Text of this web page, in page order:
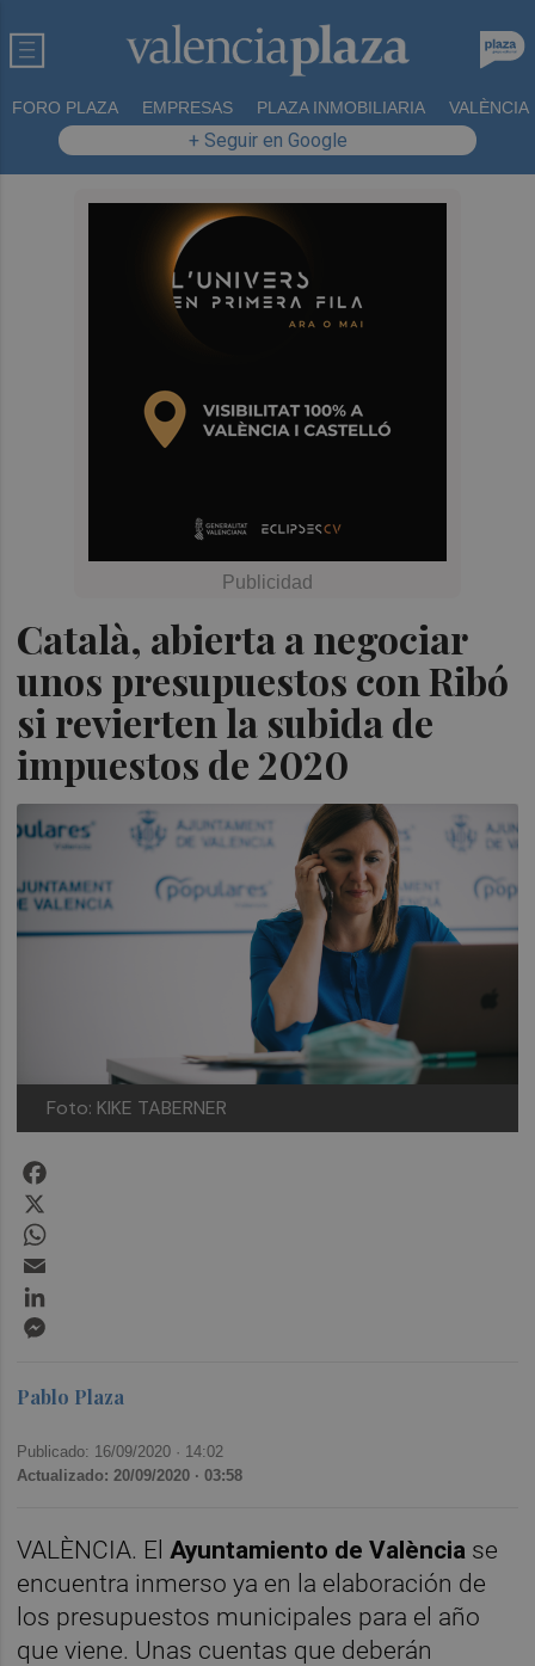
FORO PLAZA EMPRESAS PLAZA INMOBILIARIA VALÈNCIA
+ Seguir en Google
Català, abierta a negociar
unos presupuestos con Ribó
si revierten la subida de
impuestos de 2020
Foto: KIKE TABERNER
Pablo Plaza
Publicado: 16/09/2020 · 14:02
Actualizado: 20/09/2020 · 03:58
VALÈNCIA. El Ayuntamiento de València se
encuentra inmerso ya en la elaboración de
los presupuestos municipales para el año
que viene. Unas cuentas que deberán